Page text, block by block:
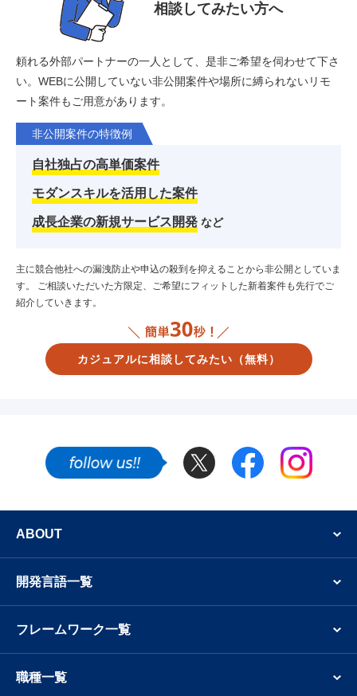
相談してみたい方へ
頼れる外部パートナーの一人として、是非ご希望を伺わせて下さ
い。 WEBに公開していない非公開案件や場所に縛られないリモ
ート案件もご用意があります。
非公開案件の特徴例
自社独占の高単価案件
モダンスキルを活用した案件
成長企業の新規サービス開発 など
主に競合他社への漏洩防止や申込の殺到を抑えることから非公開としていま
す。 ご相談いただいた方限定、ご希望にフィットした新着案件も先行でご
紹介していきます。
カジュアルに相談してみたい （無料）
Twitter Facebook Instagram
ABOUT
開発言語一覧
フレームワーク一覧
職種一覧